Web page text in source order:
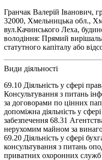
Гранчак Валерій Іванович,
32000, Хмельницька обл.,
вул.Качинського Леха,
володіння: Прямий
статутного капіталу або
Види діяльності
69.10 Діяльність у сфері
Консультування з питань
за договорами по цінних
допоміжна діяльність у
забезпечення 68.31
нерухомим майном за
69.20 Діяльність у сфері
консультування з питань
приватних охоронних служб